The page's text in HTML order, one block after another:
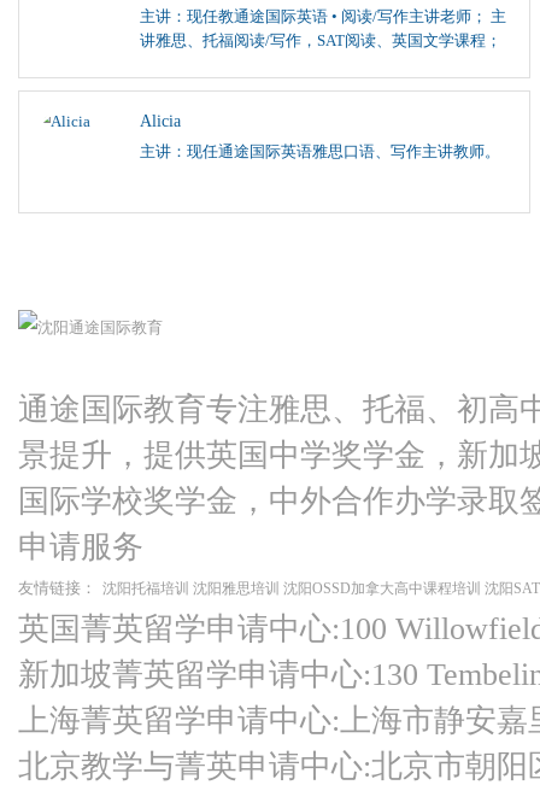
主讲：现任教通途国际英语 • 阅读/写作主讲老师； 主
讲雅思、托福阅读/写作，SAT阅读、英国文学课程；
Alicia
主讲：现任通途国际英语雅思口语、写作主讲教师。
通途国际教育专注雅思、托福、初高
景提升，提供英国中学奖学金，新加
国际学校奖学金，中外合作办学录取
申请服务
友情链接： 沈阳托福培训 沈阳雅思培训 沈阳OSSD加拿大高中课程培训 沈阳
英国菁英留学申请中心:100
新加坡菁英留学申请中心:130
上海菁英留学申请中心:上海市静安嘉
北京教学与菁英申请中心:北京市朝